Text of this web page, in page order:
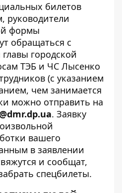
билетов
руководители
формы
обращаться с
городской
ТЭБ и ЧС Лысенко
(с указанием
чем занимается
можно отправить на
. Заявку
вашего
в заявлении
и сообщат,
спецбилеты.